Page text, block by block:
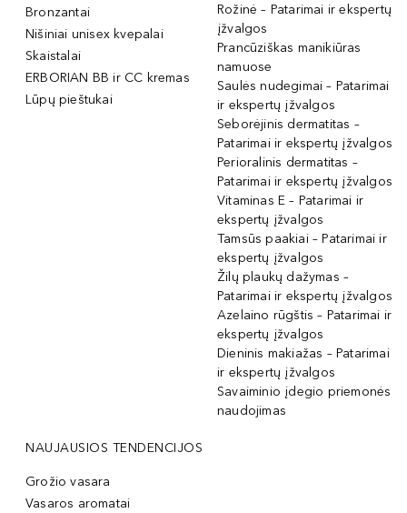
Bronzantai
Nišiniai unisex kvepalai
Skaistalai
ERBORIAN BB ir CC kremas
Lūpų pieštukai
Rožinė – Patarimai ir ekspertų
įžvalgos
Prancūziškas manikiūras
namuose
Saulės nudegimai – Patarimai
ir ekspertų įžvalgos
Seborėjinis dermatitas –
Patarimai ir ekspertų įžvalgos
Perioralinis dermatitas –
Patarimai ir ekspertų įžvalgos
Vitaminas E – Patarimai ir
ekspertų įžvalgos
Tamsūs paakiai – Patarimai ir
ekspertų įžvalgos
Žilų plaukų dažymas –
Patarimai ir ekspertų įžvalgos
Azelaino rūgštis – Patarimai ir
ekspertų įžvalgos
Dieninis makiažas – Patarimai
ir ekspertų įžvalgos
Savaiminio įdegio priemonės
naudojimas
NAUJAUSIOS TENDENCIJOS
Grožio vasara
Vasaros aromatai